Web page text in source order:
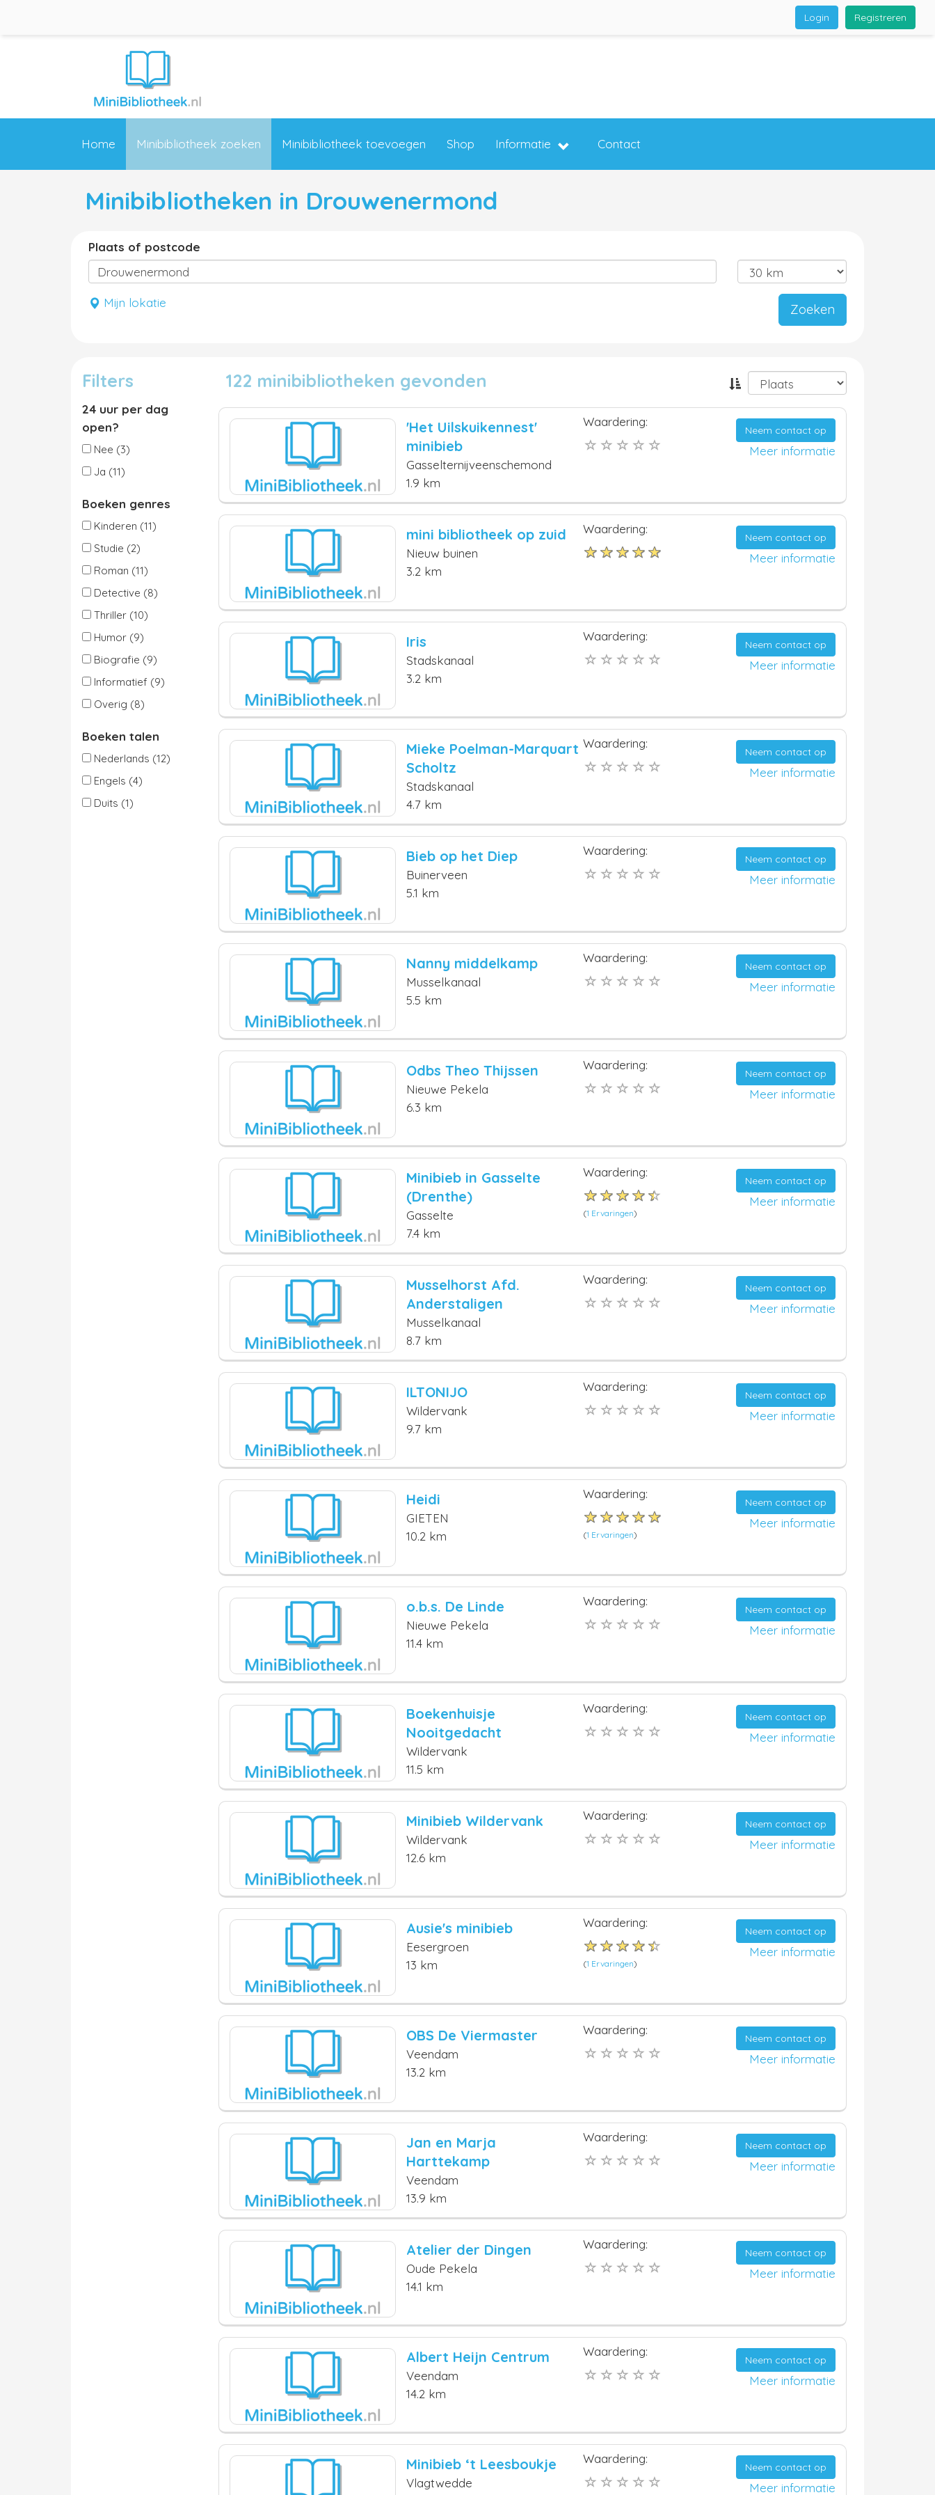
Registreren
Login
Home Minibibliotheek zoeken Minibibliotheek toevoegen Shop Informatie Contact
Minibibliotheken in Drouwenermond
Plaats of postcode
Mijn lokatie Zoeken
Filters
24 uur per dag
open?
Nee (3)
Ja (11)
Boeken genres
Kinderen (11)
Studie (2)
Roman (11)
Detective (8)
Thriller (10)
Humor (9)
Biografie (9)
Informatief (9)
Overig (8)
Boeken talen
Nederlands (12)
Engels (4)
Duits (1)
122 minibibliotheken gevonden
'Het Uilskuikennest'
minibieb
Gasselternijveenschemond
1.9 km
Waardering:
Neem contact op
Meer informatie
mini bibliotheek op zuid
Nieuw buinen
3.2 km
Waardering:
Neem contact op
Meer informatie
Iris
Stadskanaal
3.2 km
Waardering:
Neem contact op
Meer informatie
Mieke Poelman-Marquart
Scholtz
Stadskanaal
4.7 km
Waardering:
Neem contact op
Meer informatie
Bieb op het Diep
Buinerveen
5.1 km
Waardering:
Neem contact op
Meer informatie
Nanny middelkamp
Musselkanaal
5.5 km
Waardering:
Neem contact op
Meer informatie
Odbs Theo Thijssen
Nieuwe Pekela
6.3 km
Waardering:
Neem contact op
Meer informatie
Minibieb in Gasselte
(Drenthe)
Gasselte
7.4 km
Waardering:
(1 Ervaringen)
Neem contact op
Meer informatie
Musselhorst Afd.
Anderstaligen
Musselkanaal
8.7 km
Waardering:
Neem contact op
Meer informatie
ILTONIJO
Wildervank
9.7 km
Waardering:
Neem contact op
Meer informatie
Heidi
GIETEN
10.2 km
Waardering:
(1 Ervaringen)
Neem contact op
Meer informatie
o.b.s. De Linde
Nieuwe Pekela
11.4 km
Waardering:
Neem contact op
Meer informatie
Boekenhuisje
Nooitgedacht
Wildervank
11.5 km
Waardering:
Neem contact op
Meer informatie
Minibieb Wildervank
Wildervank
12.6 km
Waardering:
Neem contact op
Meer informatie
Ausie's minibieb
Eesergroen
13 km
Waardering:
(1 Ervaringen)
Neem contact op
Meer informatie
OBS De Viermaster
Veendam
13.2 km
Waardering:
Neem contact op
Meer informatie
Jan en Marja
Harttekamp
Veendam
13.9 km
Waardering:
Neem contact op
Meer informatie
Atelier der Dingen
Oude Pekela
14.1 km
Waardering:
Neem contact op
Meer informatie
Albert Heijn Centrum
Veendam
14.2 km
Waardering:
Neem contact op
Meer informatie
Minibieb ‘t Leesboukje
Vlagtwedde
Waardering:
Neem contact op
Meer informatie